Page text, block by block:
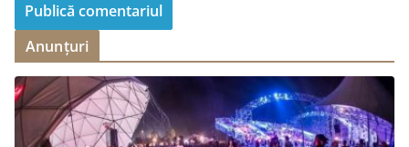
Anunțuri